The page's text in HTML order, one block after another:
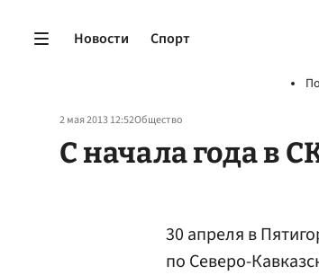
Новости Спорт
2 мая 2013 12:52Общество
С начала года в
30 апреля в
по Северо-